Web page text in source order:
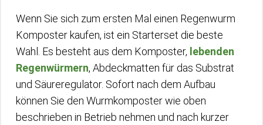
Wenn Sie sich zum ersten Mal einen Regenwurm
Komposter kaufen, ist ein Starterset die beste
Wahl. Es besteht aus dem Komposter, lebenden
Regenwürmern, Abdeckmatten für das Substrat
und Säureregulator. Sofort nach dem Aufbau
können Sie den Wurmkomposter wie oben
beschrieben in Betrieb nehmen und nach kurzer